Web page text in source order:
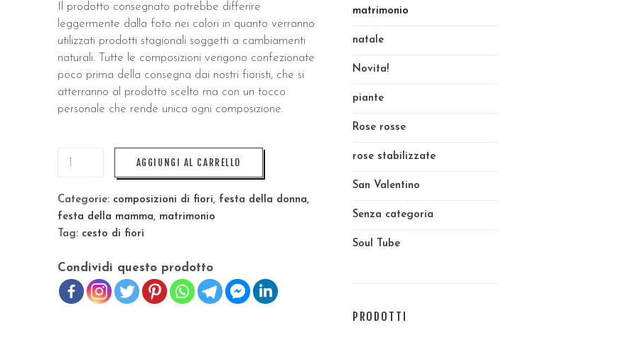
Il prodotto consegnato potrebbe differire
leggermente dalla foto nei colori in quanto verranno
utilizzati prodotti stagionali soggetti a cambiamenti
naturali. Tutte le composizioni vengono confezionate
poco prima della consegna dai nostri fioristi, che si
atterranno al prodotto scelto ma con un tocco
personale che rende unica ogni composizione.
AGGIUNGI AL CARRELLO
Categorie: composizioni di fiori, festa della donna,
festa della mamma, matrimonio
Tag: cesto di fiori
Condividi questo prodotto
matrimonio
natale
Novita!
piante
Rose rosse
rose stabilizzate
San Valentino
Senza categoria
Soul Tube
PRODOTTI